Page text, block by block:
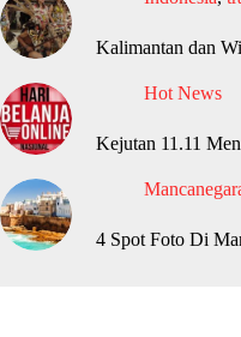
Kalimantan dan
Hot News
Kejutan 11.11
4 Spot Foto Di